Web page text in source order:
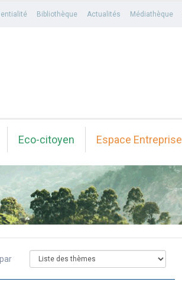
Bibliothèque Actualités Médiathèque
Eco-citoyen Espace Entreprise